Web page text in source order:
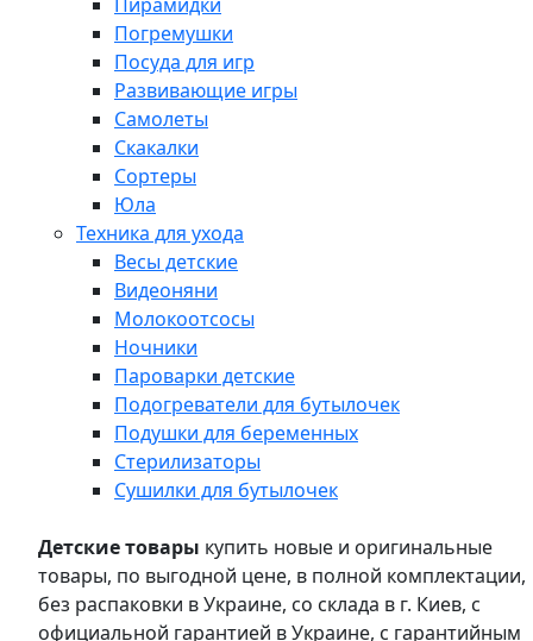
Погремушки
Посуда для игр
Развивающие игры
Самолеты
Скакалки
Сортеры
Юла
Техника для ухода
Весы детские
Видеоняни
Молокоотсосы
Ночники
Пароварки детские
Подогреватели для бутылочек
Подушки для беременных
Стерилизаторы
Сушилки для бутылочек
Детские товары купить новые и оригинальные
товары, по выгодной цене, в полной комплектации,
без распаковки в Украине, со склада в г. Киев, с
официальной гарантией в Украине, с гарантийным